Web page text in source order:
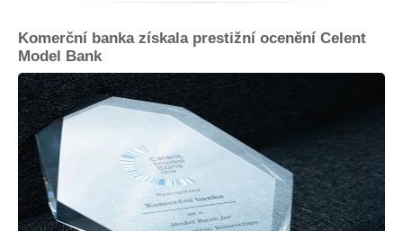
Komerční banka získala prestižní ocenění Celent
Model Bank